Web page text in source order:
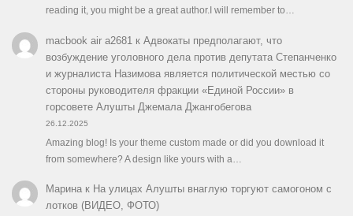
reading it, you might be a great author.I will remember to…
macbook air a2681 к Адвокаты предполагают, что
возбуждение уголовного дела против депутата Степанченко
и журналиста Назимова является политической местью со
стороны руководителя фракции «Единой России» в
горсовете Алушты Джемала Джангобегова
26.12.2025
Amazing blog! Is your theme custom made or did you download it
from somewhere? A design like yours with a…
Маринак На улицах Алушты внаглую торгуют самогоном с
лотков (ВИДЕО, ФОТО)